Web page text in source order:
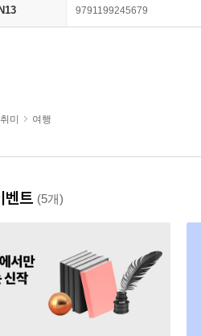
9791199245679
미 여행
벤트 (5개)